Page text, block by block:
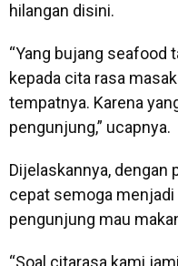
hilangan disini.
“Yang bujang seafood
kepada cita rasa
tempatnya. Karena
pengunjung,” ucapnya.
Dijelaskannya, dengan
cepat semoga
pengunjung mau
“Soal citarasa kami